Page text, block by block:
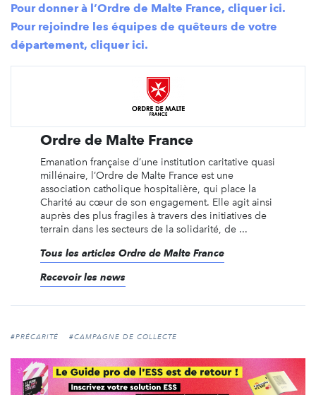
Pour donner à l’Ordre de Malte France, cliquer ici.
Pour rejoindre les équipes de quêteurs de votre
département, cliquer ici.
Ordre de Malte France
Emanation française d’une institution caritative quasi
millénaire, l’Ordre de Malte France est une
association catholique hospitalière, qui place la
Charité au cœur de son engagement. Elle agit ainsi
auprès des plus fragiles à travers des initiatives de
terrain dans les secteurs de la solidarité, de ...
Tous les articles Ordre de Malte France
Recevoir les news
#PRÉCARITÉ #CAMPAGNE DE COLLECTE